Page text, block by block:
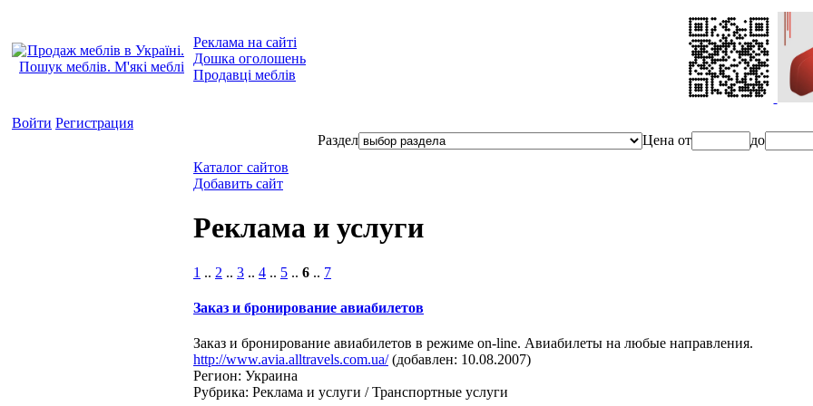
Реклама на сайті
Дошка оголошень
Продавці меблів
Войти Регистрация
Раздел
Ценa от
до
Каталог сайтов
Добавить сайт
Реклама и услуги
1 .. 2 .. 3 .. 4 .. 5 .. 6 .. 7
Заказ и бронирование авиабилетов
Заказ и бронирование авиабилетов в режиме on-line. Авиабилеты на любые направления.
http://www.avia.alltravels.com.ua/(добавлен: 10.08.2007)
Регион: Украина
Рубрика: Реклама и услуги / Транспортные услуги